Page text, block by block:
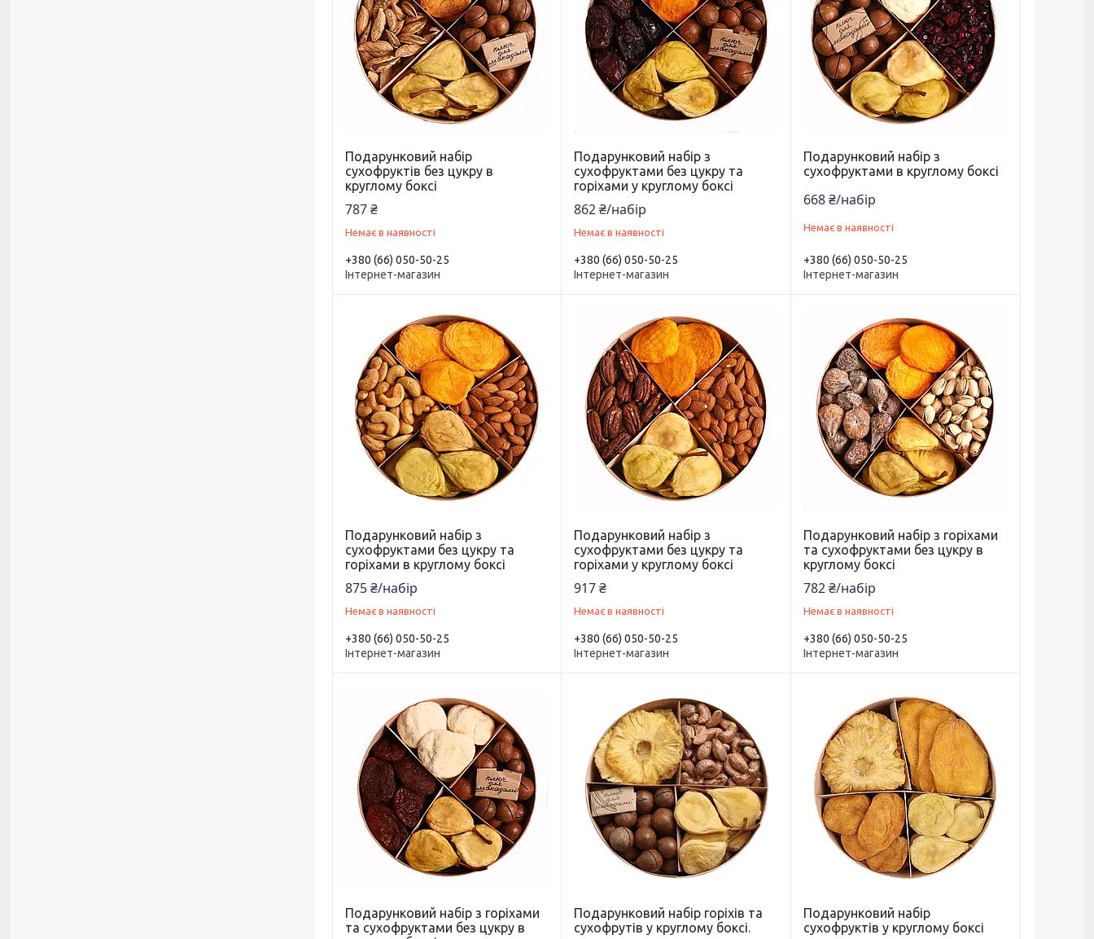
Подарунковий набір
сухофруктів без цукру в
круглому боксі
787 ₴
Немає в наявності
+380 (66) 050-50-25
Інтернет-магазин
Подарунковий набір з
сухофруктами без цукру та
горіхами у круглому боксі
862 ₴/набір
Немає в наявності
+380 (66) 050-50-25
Інтернет-магазин
Подарунковий набір з
сухофруктами в круглому боксі
668 ₴/набір
Немає в наявності
+380 (66) 050-50-25
Інтернет-магазин
Подарунковий набір з
сухофруктами без цукру та
горіхами в круглому боксі
875 ₴/набір
Немає в наявності
+380 (66) 050-50-25
Інтернет-магазин
Подарунковий набір з
сухофруктами без цукру та
горіхами у круглому боксі
917 ₴
Немає в наявності
+380 (66) 050-50-25
Інтернет-магазин
Подарунковий набір з горіхами
та сухофруктами без цукру в
круглому боксі
782 ₴/набір
Немає в наявності
+380 (66) 050-50-25
Інтернет-магазин
Подарунковий набір з горіхами
та сухофруктами без цукру в
Подарунковий набір горіхів та
сухофрутів у круглому боксі.
Подарунковий набір
сухофруктів у круглому боксі